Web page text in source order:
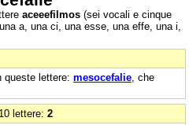
aceeefilmos (sei vocali e cinque
a, una ci, una esse, una effe, una i,
queste lettere: mesocefalie , che
lettere: 2